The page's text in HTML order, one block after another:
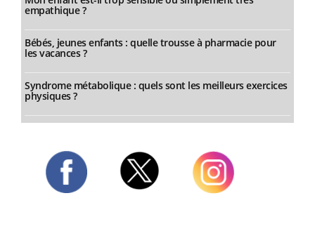
empathique ?
Bébés, jeunes enfants : quelle trousse à pharmacie pour
les vacances ?
Syndrome métabolique : quels sont les meilleurs exercices
physiques ?